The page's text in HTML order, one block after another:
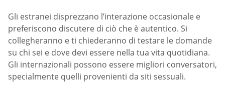
Gli estranei disprezzano l’interazione occasionale e
preferiscono discutere di ciò che è autentico. Si
collegheranno e ti chiederanno di testare le domande
su chi sei e dove devi essere nella tua vita quotidiana.
Gli internazionali possono essere migliori conversatori,
specialmente quelli provenienti da siti sessuali.